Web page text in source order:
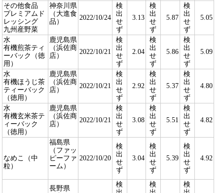
その他食品
プレミアムド
レッシング
九州産野菜
神奈川県
（大進食
品）
2022/10/24
検
出
せ
ず
3.13
検
出
せ
ず
5.87
検
出
せ
ず
5.05
水
有機煎茶ティ
ーバック（徳
用）
鹿児島県
（浜佐商
店）
2022/10/21
検
出
せ
ず
2.04
検
出
せ
ず
5.86
検
出
せ
ず
5.09
水
有機ほうじ茶
ティーバック
（徳用）
鹿児島県
（浜佐商
店）
2022/10/21
検
出
せ
ず
2.92
検
出
せ
ず
5.37
検
出
せ
ず
4.80
水
有機玄米茶テ
ィーバック
（徳用）
鹿児島県
（浜佐商
店）
2022/10/21
検
出
せ
ず
3.08
検
出
せ
ず
5.51
検
出
せ
ず
4.82
なめこ（中
粒）
福島県
（ファッ
ピーファ
ーム）
2022/10/20
検
出
せ
ず
3.04
検
出
せ
ず
5.39
検
出
せ
ず
4.92
長野県
検
検
検